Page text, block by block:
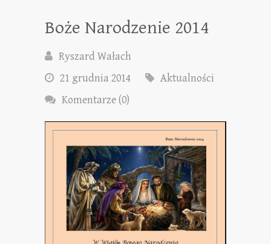
Boże Narodzenie 2014
Ryszard Wałach
21 grudnia 2014
Aktualności
Komentarze (0)